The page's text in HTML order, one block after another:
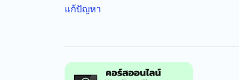
แก้ปัญหา